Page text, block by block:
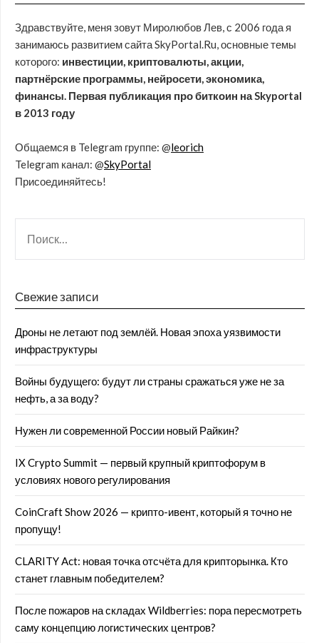
Здравствуйте, меня зовут Миролюбов Лев, с 2006 года я
занимаюсь развитием сайта SkyPortal.Ru, основные темы
которого: инвестиции, криптовалюты, акции,
партнёрские программы, нейросети, экономика,
финансы. Первая публикация про биткоин на Skyportal
в 2013 году
Общаемся в Telegram группе: @leorich
Telegram канал: @SkyPortal
Присоединяйтесь!
Свежие записи
Дроны не летают под землёй. Новая эпоха уязвимости
инфраструктуры
Войны будущего: будут ли страны сражаться уже не за
нефть, а за воду?
Нужен ли современной России новый Райкин?
IX Crypto Summit — первый крупный криптофорум в
условиях нового регулирования
CoinCraft Show 2026 — крипто-ивент, который я точно не
пропущу!
CLARITY Act: новая точка отсчёта для крипторынка. Кто
станет главным победителем?
После пожаров на складах Wildberries: пора пересмотреть
саму концепцию логистических центров?